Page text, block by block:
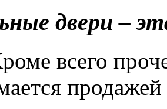
двери –
всего